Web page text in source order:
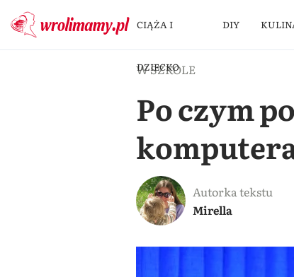
CIĄŻA I
DZIECKO
DIY
W SZKOLE
Po czym
Autorka tekstu
Mirella